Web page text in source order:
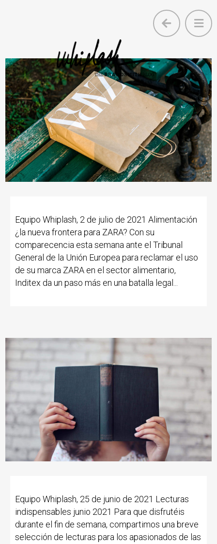
Equipo Whiplash, 2 de julio de 2021 Alimentación
¿la nueva frontera para ZARA? Con su
comparecencia esta semana ante el Tribunal
General de la Unión Europea para reclamar el uso
de su marca ZARA en el sector alimentario,
Inditex da un paso más en una batalla legal...
Equipo Whiplash, 25 de junio de 2021 Lecturas
indispensables junio 2021 Para que disfrutéis
durante el fin de semana, compartimos una breve
selección de lecturas para los apasionados de las